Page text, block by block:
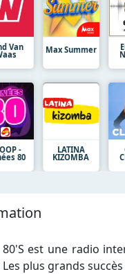
Van Max Summer
-
80
LATINA
KIZOMBA
est une radio
plus grands